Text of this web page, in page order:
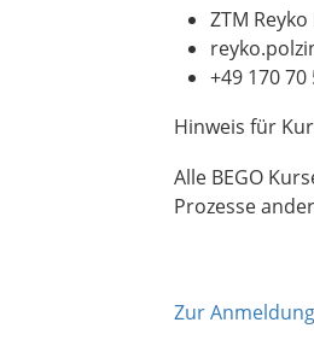
ZTM
+49 170 70
Hinweis für
Alle BEGO
Prozesse
Zur